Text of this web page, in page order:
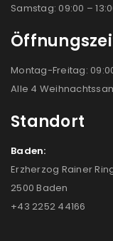
Samstag: 09:00 –
Montag-Freitag:
Alle 4
Standort
Baden:
Erzherzog Rainer
2500 Baden
+43 2252 44166